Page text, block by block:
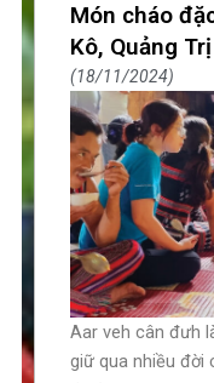
Món cháo
Kô, Quảng Trị
18/11/2024
Aar veh cân đưh
giữ qua nhiều đời